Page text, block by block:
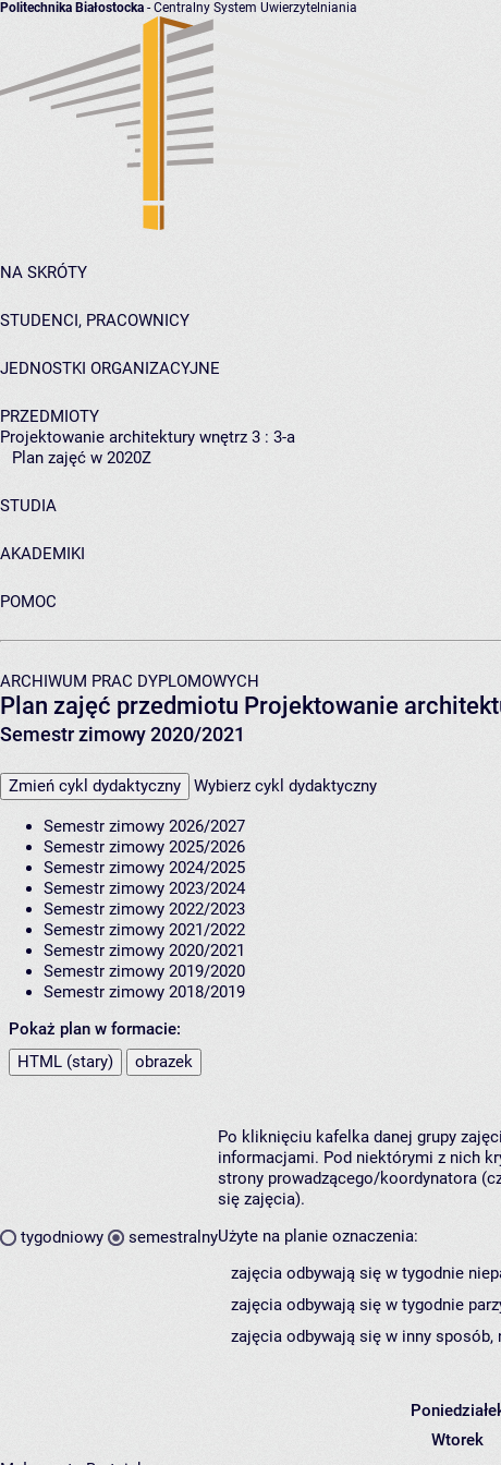
Politechnika Białostocka - Centralny System Uwierzytelniania
NA SKRÓTY
STUDENCI, PRACOWNICY
JEDNOSTKI ORGANIZACYJNE
PRZEDMIOTY
Projektowanie architektury wnętrz 3 : 3-a
Plan zajęć w 2020Z
STUDIA
AKADEMIKI
POMOC
ARCHIWUM PRAC DYPLOMOWYCH
Plan zajęć przedmiotu Projektowanie
Semestr zimowy 2020/2021
Zmień cykl dydaktyczny Wybierz cykl dydaktyczny
Semestr zimowy 2026/2027
Semestr zimowy 2025/2026
Semestr zimowy 2024/2025
Semestr zimowy 2023/2024
Semestr zimowy 2022/2023
Semestr zimowy 2021/2022
Semestr zimowy 2020/2021
Semestr zimowy 2019/2020
Semestr zimowy 2018/2019
Pokaż plan w formacie:
HTML (stary)
obrazek
tygodniowy semestralny
Po kliknięciu kafelka danej grupy
informacjami. Pod niektórymi z nich
strony prowadzącego/koordynatora
się zajęcia).
Użyte na planie oznaczenia:
zajęcia odbywają się w tygodnie
zajęcia odbywają się w tygodnie
zajęcia odbywają się w inny sposób,
Wtorek